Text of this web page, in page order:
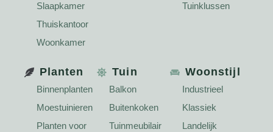
Slaapkamer
Thuiskantoor
Woonkamer
Tuinklussen
Planten
Binnenplanten
Moestuinieren
Planten voor
Tuin
Balkon
Buitenkoken
Tuinmeubilair
Woonstijl
Industrieel
Klassiek
Landelijk